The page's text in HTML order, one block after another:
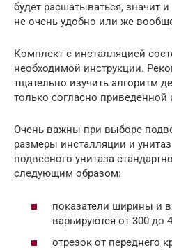
будет расшатываться, значит
не очень удобно или же
Комплект с инсталляцией
необходимой инструкции.
тщательно изучить алгоритм
только согласно приведенной
Очень важны при выборе
размеры инсталляции и
подвесного унитаза
следующим образом:
показатели ширины и
варьируются от 300 до
отрезок от переднего